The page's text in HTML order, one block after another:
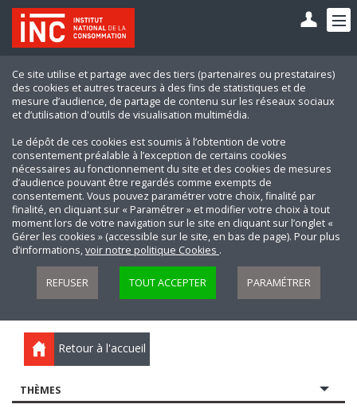
Ce site utilise et partage avec des tiers (partenaires ou prestataires)
des cookies et autres traceurs à des fins de statistiques et de
mesure d’audience, de partage de contenu sur les réseaux sociaux
et d’utilisation d'outils de visualisation multimédia.
Le dépôt de ces cookies est soumis à l’obtention de votre
consentement préalable à l’exception de certains cookies
nécessaires au fonctionnement du site et des cookies de mesures
d’audience pouvant être regardés comme exempts de
consentement. Vous pouvez paramétrer votre choix, finalité par
finalité, en cliquant sur « Paramétrer » et modifier votre choix à tout
moment lors de votre navigation sur le site en cliquant sur l’onglet «
Gérer les cookies » (accessible sur le site, en bas de page). Pour plus
d’informations,voir notre politique Cookies .
REFUSER TOUT ACCEPTER PARAMÉTRER
Retour à l'accueil
THÈMES